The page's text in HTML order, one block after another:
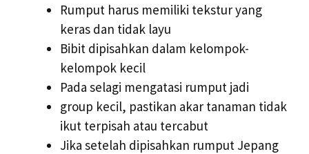
Rumput harus memiliki tekstur yang
keras dan tidak layu
Bibit dipisahkan dalam kelompok-
kelompok kecil
Pada selagi mengatasi rumput jadi
group kecil, pastikan akar tanaman tidak
ikut terpisah atau tercabut
Jika setelah dipisahkan rumput Jepang